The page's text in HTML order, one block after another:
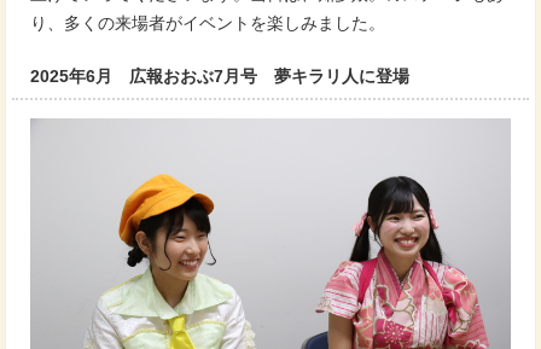
り、多くの来場者がイベントを楽しみました。
2025年6月 広報おおぶ7月号 夢キラリ人に登場